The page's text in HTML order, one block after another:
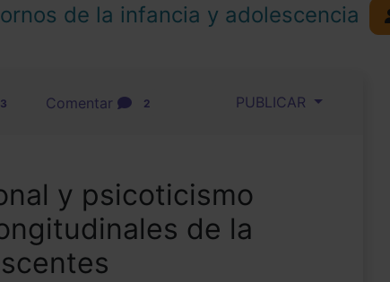
de la infancia y adolescencia
3 Comentar 2 PUBLICAR
y psicoticismo
de la